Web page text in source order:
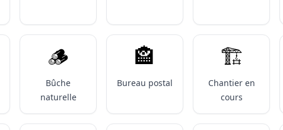
🪵
Bûche
naturelle
🏤
Bureau postal
🏗️
Chantier en
cours